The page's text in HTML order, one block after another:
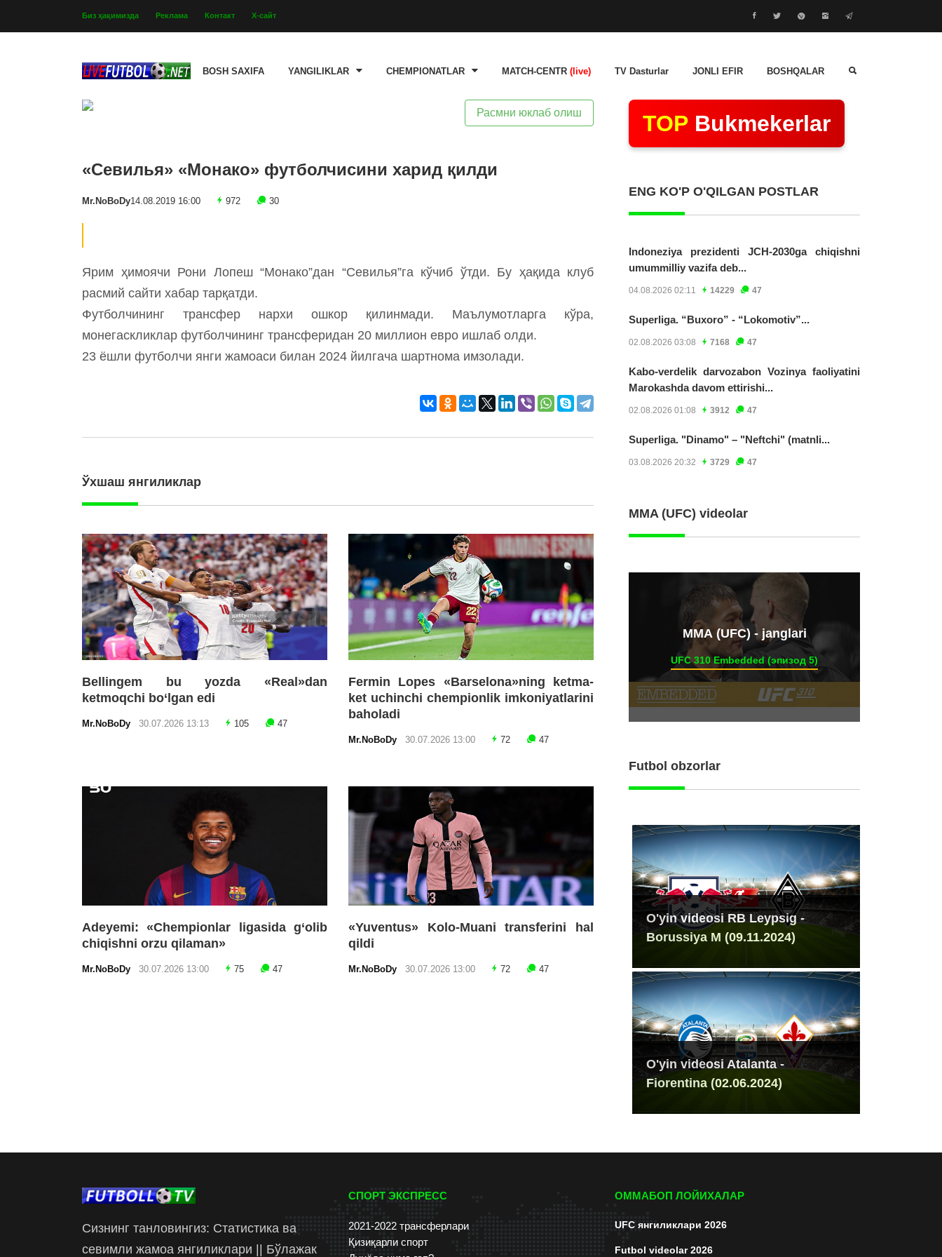
Биз ҳақимизда Реклама Контакт Х-сайт
BOSH SAXIFA YANGILIKLAR CHEMPIONATLAR MATCH-CENTR (live) TV Dasturlar JONLI EFIR BOSHQALAR
Расмни юклаб олиш
«Севилья» «Монако» футболчисини харид қилди
Mr.NoBoDy14.08.2019 16:00 972 30
Ярим ҳимоячи Рони Лопеш “Монако”дан “Севилья”га кўчиб ўтди. Бу ҳақида клуб
расмий сайти хабар тарқатди.
Футболчининг трансфер нархи ошкор қилинмади. Маълумотларга кўра,
монегаскликлар футболчининг трансферидан 20 миллион евро ишлаб олди.
23 ёшли футболчи янги жамоаси билан 2024 йилгача шартнома имзолади.
Ўхшаш янгиликлар
Bellingem bu yozda «Real»dan
ketmoqchi bo‘lgan edi
Mr.NoBoDy 30.07.2026 13:13 105 47
Fermin Lopes «Barselona»ning ketma-
ket uchinchi chempionlik imkoniyatlarini
baholadi
Mr.NoBoDy 30.07.2026 13:00 72 47
Adeyemi: «Chempionlar ligasida g‘olib
chiqishni orzu qilaman»
Mr.NoBoDy 30.07.2026 13:00 75 47
«Yuventus» Kolo-Muani transferini hal
qildi
Mr.NoBoDy 30.07.2026 13:00 72 47
TOP Bukmekerlar
ENG KO'P O'QILGAN POSTLAR
Indoneziya prezidenti JCH-2030ga chiqishni
umummilliy vazifa deb...
04.08.2026 02:11 14229 47
Superliga. “Buxoro” - “Lokomotiv”...
02.08.2026 03:08 7168 47
Kabo-verdelik darvozabon Vozinya faoliyatini
Marokashda davom ettirishi...
02.08.2026 01:08 3912 47
Superliga. "Dinamo" – "Neftchi" (matnli...
03.08.2026 20:32 3729 47
MMA (UFC) videolar
ММА (UFC) - janglari
UFC 310 Embedded (эпизод 5)
Futbol obzorlar
O'yin videosi RB Leypsig -
Borussiya M (09.11.2024)
O'yin videosi Atalanta -
Fiorentina (02.06.2024)
Сизнинг танловингиз: Статистика ва
севимли жамоа янгиликлари || Бўлажак
СПОРТ ЭКСПРЕСС
2021-2022 трансферлари
Қизиқарли спорт
ОММАБОП ЛОЙИХАЛАР
UFC янгиликлари 2026
Futbol videolar 2026